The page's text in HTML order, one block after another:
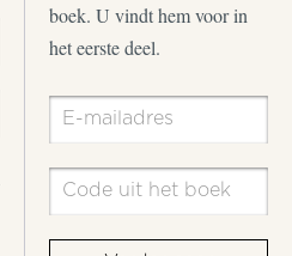
boek. U vindt hem voor in
het eerste deel.